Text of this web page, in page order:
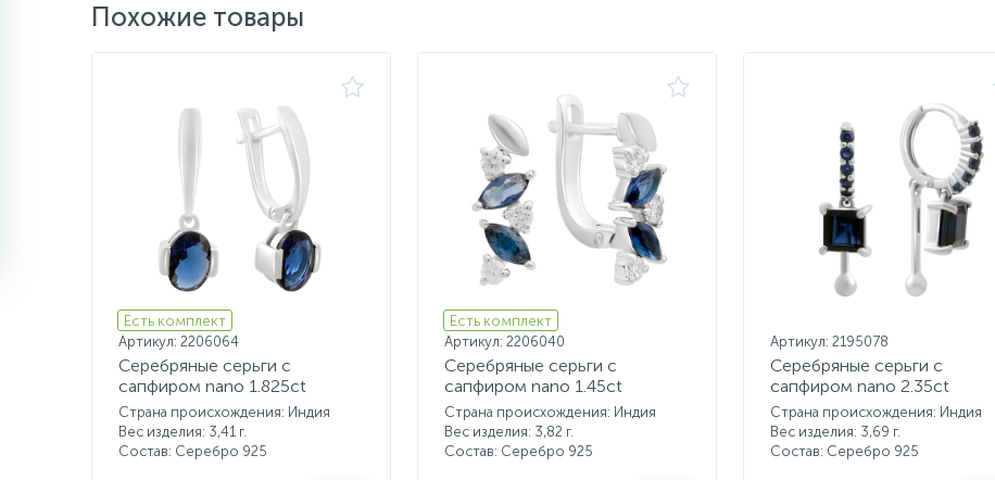
Похожие товары
Есть комплект
Артикул: 2206064
Серебряные серьги с
сапфиром nano 1.825ct
Страна происхождения: Индия
Вес изделия: 3,41 г.
Состав: Серебро 925
Есть комплект
Артикул: 2206040
Серебряные серьги с
сапфиром nano 1.45ct
Страна происхождения: Индия
Вес изделия: 3,82 г.
Состав: Серебро 925
Артикул: 2195078
Серебряные серьги с
сапфиром nano 2.35ct
Страна происхождения: Индия
Вес изделия: 3,69 г.
Состав: Серебро 925